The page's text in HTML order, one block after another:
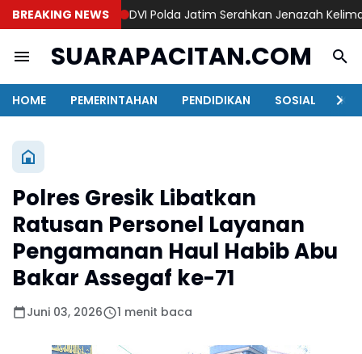
BREAKING NEWSDVI Polda Jatim Serahkan Jenazah Kelima
SUARAPACITAN.COM
HOME PEMERINTAHAN PENDIDIKAN SOSIAL
Polres Gresik Libatkan
Ratusan Personel Layanan
Pengamanan Haul Habib Abu
Bakar Assegaf ke-71
Juni 03, 2026 1 menit baca